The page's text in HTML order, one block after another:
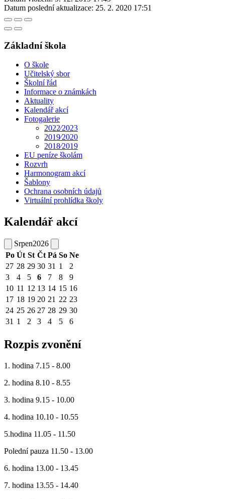
Datum poslední aktualizace: 25. 2. 2020 17:51
Základní škola
O škole
Učitelský sbor
Školní řád
Informace o známkách
Aktuality
Kalendář akcí
Fotogalerie
2022⁄2023
2019⁄2020
2018⁄2019
EU peníze školám
Rozvrh
Harmonogram akcí
Šablony
Ochrana osobních údajů
Virtuální prohlídka školy
Kalendář akcí
Srpen2026
Po Út St Čt Pá So Ne
27 28 29 30 31 1
2
3
4 5 6 7 8
9
10 11 12 13 14 15 16
17 18 19 20 21 22 23
24 25 26 27 28 29 30
31 1 2 3 4 5 6
Rozpis zvonění
1. hodina 7.15 - 8.00
2. hodina 8.10 - 8.55
3. hodina 9.15 - 10.00
4. hodina 10.10 - 10.55
5.hodina 11.05 - 11.50
Polední pauza 11.50 - 13.00
6. hodina 13.00 - 13.45
7. hodina 13.55 - 14.40